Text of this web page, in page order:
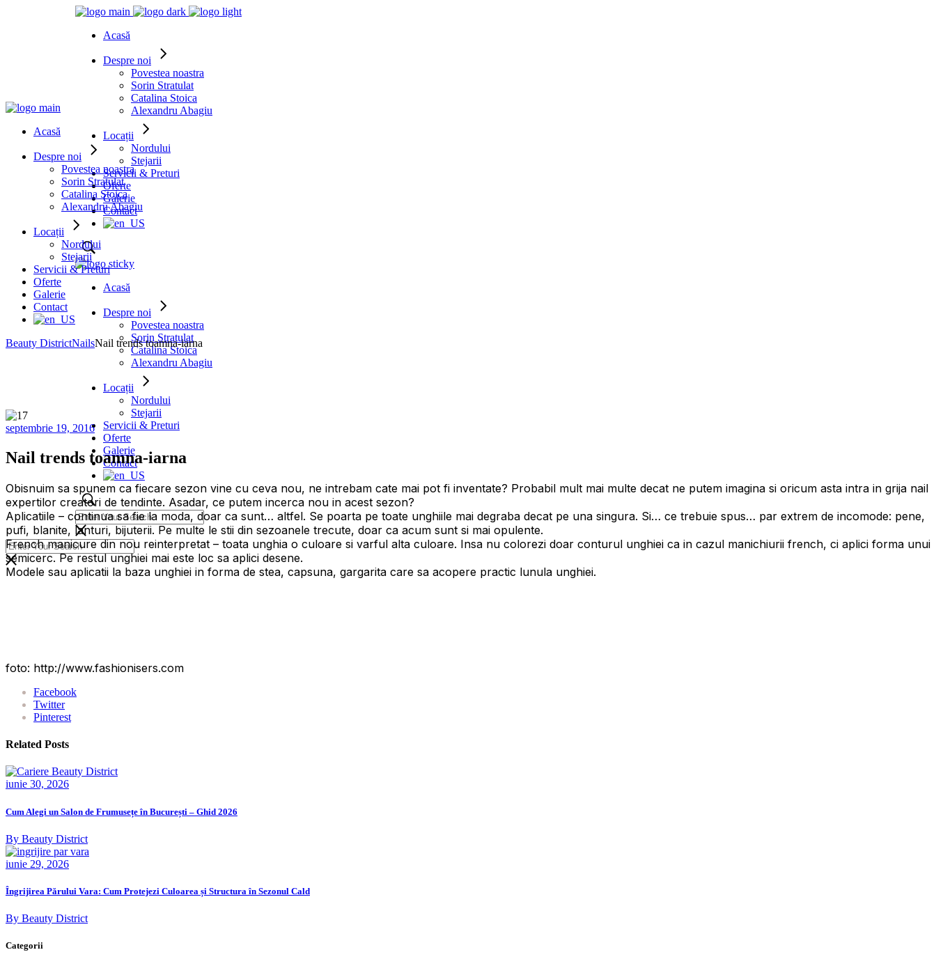
Acasă
Despre noi
Povestea noastra
Sorin Stratulat
Catalina Stoica
Alexandru Abagiu
Locații
Nordului
Stejarii
Servicii & Preturi
Oferte
Galerie
Contact
Acasă
Despre noi
Povestea noastra
Sorin Stratulat
Catalina Stoica
Alexandru Abagiu
Locații
Nordului
Stejarii
Servicii & Preturi
Oferte
Galerie
Contact
Acasă
Despre noi
Povestea noastra
Sorin Stratulat
Catalina Stoica
Alexandru Abagiu
Locații
Nordului
Stejarii
Servicii & Preturi
Oferte
Galerie
Contact
Beauty DistrictNailsNail trends toamna-iarna
septembrie 19, 2016
Nail trends toamna-iarna
Obisnuim sa spunem ca fiecare sezon vine cu ceva nou, ne intrebam cate mai pot fi inventate? Probabil mult mai multe decat ne putem imagina si oricum asta intra in grija nail
expertilor creatori de tendinte. Asadar, ce putem incerca nou in acest sezon?
Aplicatiile – continua sa fie la moda, doar ca sunt… altfel. Se poarta pe toate unghiile mai degraba decat pe una singura. Si… ce trebuie spus… par extrem de incomode: pene,
pufi, blanite, lanturi, bijuterii. Pe multe le stii din sezoanele trecute, doar ca acum sunt si mai opulente.
French manicure din nou reinterpretat – toata unghia o culoare si varful alta culoare. Insa nu colorezi doar conturul unghiei ca in cazul manichiurii french, ci aplici forma unui
semicerc. Pe restul unghiei mai este loc sa aplici desene.
Modele sau aplicatii la baza unghiei in forma de stea, capsuna, gargarita care sa acopere practic lunula unghiei.
foto: http://www.fashionisers.com
Facebook
Twitter
Pinterest
Related Posts
iunie 30, 2026
Cum Alegi un Salon de Frumusețe în București – Ghid 2026
By Beauty District
iunie 29, 2026
Îngrijirea Părului Vara: Cum Protejezi Culoarea și Structura în Sezonul Cald
By Beauty District
Categorii